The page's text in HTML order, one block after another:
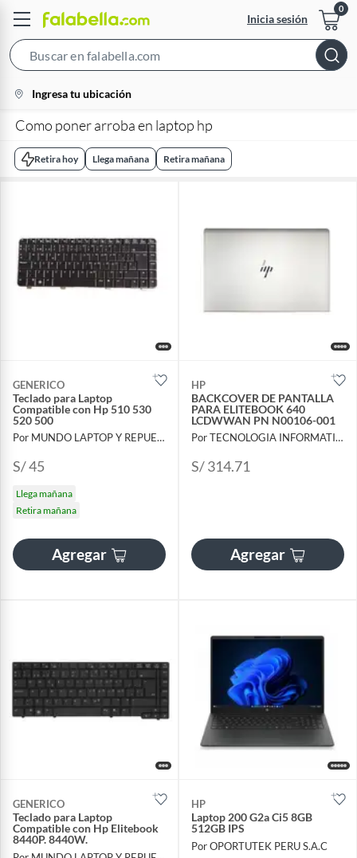
Inicia sesión
Bar
location-
icon
Ingresa tu ubicación
Como poner arroba en laptop hp
Retira hoy Llega mañana Retira mañana
GENERICO
Teclado para Laptop
Compatible con Hp 510 530
520 500
Por MUNDO LAPTOP Y REPUESTOS
S/ 45
Llega mañana
Retira mañana
Agregar
HP
BACKCOVER DE PANTALLA
PARA ELITEBOOK 640
LCDWWAN PN N00106-001
Por TECNOLOGIA INFORMATICA Y CONSULTORIA
S/ 314.71
Agregar
GENERICO
Teclado para Laptop
Compatible con Hp Elitebook
8440P. 8440W.
HP
Laptop 200 G2a Ci5 8GB
512GB IPS
Por OPORTUTEK PERU S.A.C